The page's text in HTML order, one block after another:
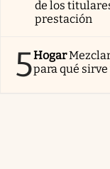
de los
prestación
5Hogar
para qué